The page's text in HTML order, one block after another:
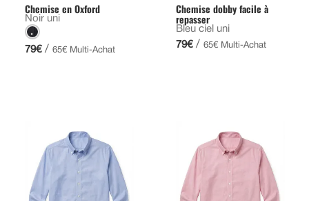
Chemise en Oxford
Noir uni
79€ / 65€ Multi-Achat
Chemise dobby facile à
repasser
Bleu ciel uni
79€ / 65€ Multi-Achat